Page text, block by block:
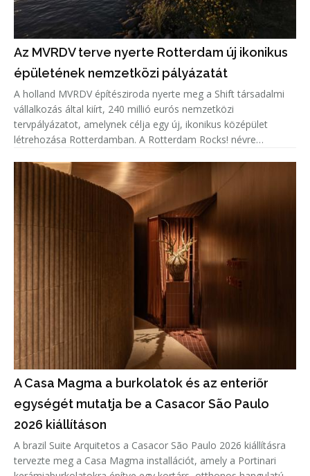
Az MVRDV terve nyerte Rotterdam új ikonikus
épületének nemzetközi pályázatát
A holland MVRDV építésziroda nyerte meg a Shift társadalmi
vállalkozás által kiírt, 240 millió eurós nemzetközi
tervpályázatot, amelynek célja egy új, ikonikus középület
létrehozása Rotterdamban. A Rotterdam Rocks! névre
jelenik meg a Maas f
A Casa Magma a burkolatok és az enteriőr
egységét mutatja be a Casacor São Paulo
2026 kiállításon
A brazil Suite Arquitetos a Casacor São Paulo 2026 kiállításra
tervezte meg a Casa Magma installációt, amely a Portinari